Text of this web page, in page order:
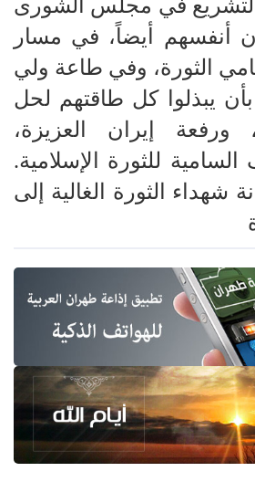
التشريع في مجلس الشورى
أنفسهم أيضاً، في مسار
الثورة، وفي طاعة ولي
يبذلوا كل طاقتهم لحل
ورفعة إيران العزيزة،
للثورة الإسلامية.
شهداء الثورة الغالية إلى